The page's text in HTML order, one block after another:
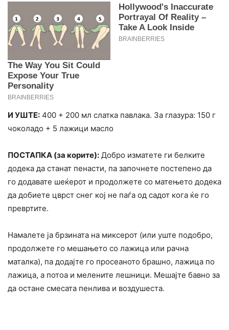
И УШТЕ: 400 + 200 мл слатка павлака. За глазура: 150 г
чоколадо + 5 лажици масло
ПОСТАПКА (за корите): Добро изматете ги белките
додека да станат пенасти, па започнете постепено да
го додавате шеќерот и продолжете со матењето додека
да добиете цврст снег кој не паѓа од садот кога ќе го
превртите.
Намалете ја брзината на миксерот (или уште подобро,
продолжете го мешањето со лажица или рачна
маталка), па додајте го просеаното брашно, лажица по
лажица, а потоа и мелените лешници. Мешајте бавно за
да остане смесата пенлива и воздушеста.